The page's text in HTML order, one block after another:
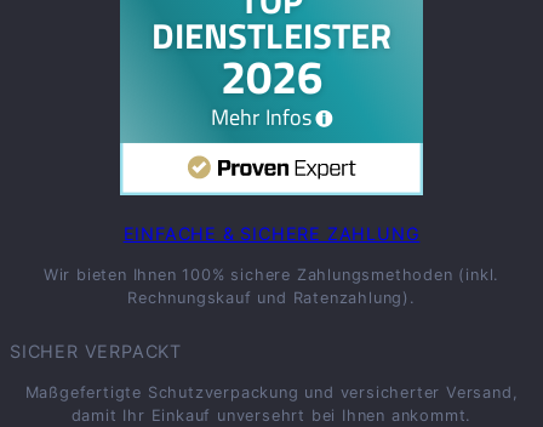
EINFACHE & SICHERE ZAHLUNG
Wir bieten Ihnen 100% sichere Zahlungsmethoden (inkl.
Rechnungskauf und Ratenzahlung).
SICHER VERPACKT
Maßgefertigte Schutzverpackung und versicherter Versand,
damit Ihr Einkauf unversehrt bei Ihnen ankommt.